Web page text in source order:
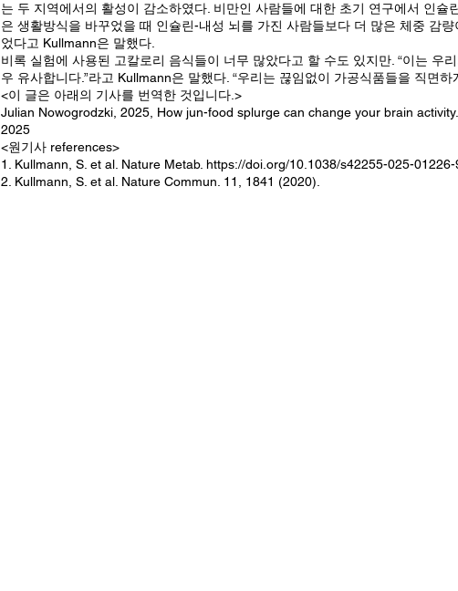
는 두 지역에서의 활성이 감소하였다. 비만인 사람들에 대한 초기 연구에서 인슐
은 생활방식을 바꾸었을 때 인슐린-내성 뇌를 가진 사람들보다 더 많은 체중 감
었다고 Kullmann은 말했다.
비록 실험에 사용된 고칼로리 음식들이 너무 많았다고 할 수도 있지만. “이는 우
우 유사합니다.”라고 Kullmann은 말했다. “우리는 끊임없이 가공식품들을 직면하
<이 글은 아래의 기사를 번역한 것입니다.>
Julian Nowogrodzki, 2025, How jun-food splurge can change your brain
2025
<원기사 references>
1. Kullmann, S. et al. Nature Metab. https://doi.org/10.1038/s42255-025-01226-
2. Kullmann, S. et al. Nature Commun. 11, 1841 (2020).